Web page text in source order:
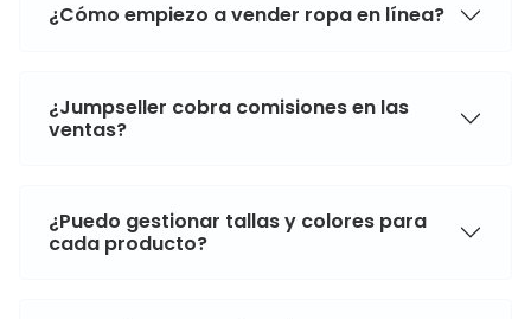
¿Cómo empiezo a vender ropa en línea?
¿Jumpseller cobra comisiones en las
ventas?
¿Puedo gestionar tallas y colores para
cada producto?